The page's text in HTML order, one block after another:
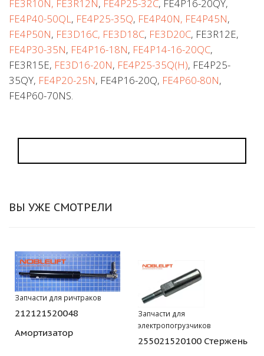
FE3R10N, FE3R12N, FE4P25-32C, FE4P16-20QY,
FE4P40-50QL, FE4P25-35Q, FE4P40N, FE4P45N,
FE4P50N, FE3D16C, FE3D18C, FE3D20C, FE3R12E,
FE4P30-35N, FE4P16-18N, FE4P14-16-20QC,
FE3R15E, FE3D16-20N, FE4P25-35Q(H), FE4P25-
35QY, FE4P20-25N, FE4P16-20Q, FE4P60-80N,
FE4P60-70NS.
ВЫ УЖЕ СМОТРЕЛИ
Запчасти для ричтраков
212121520048
Амортизатор
Запчасти для
электропогрузчиков
255021520100 Стержень